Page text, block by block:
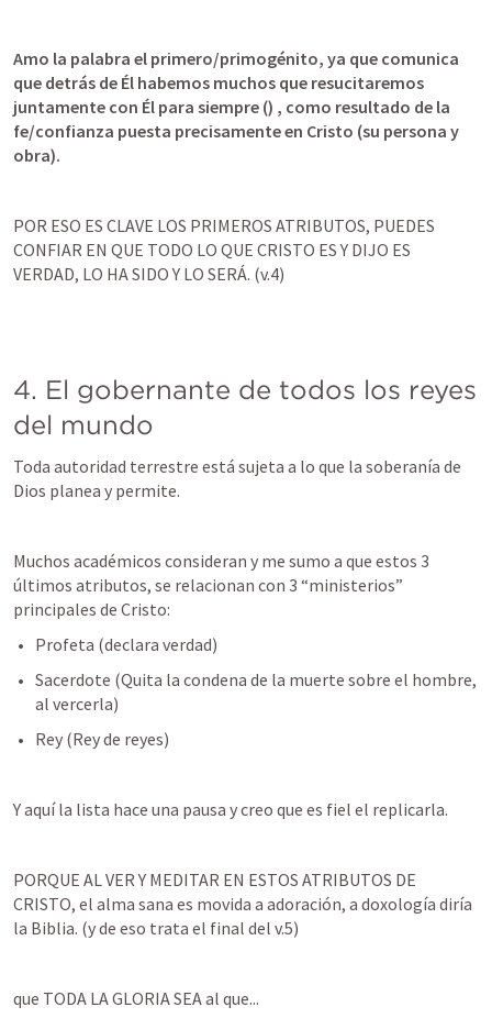
Amo la palabra el primero/primogénito, ya que comunica
que detrás de Él habemos muchos que resucitaremos
juntamente con Él para siempre () , como resultado de la
fe/confianza puesta precisamente en Cristo (su persona y
obra).
POR ESO ES CLAVE LOS PRIMEROS ATRIBUTOS, PUEDES
CONFIAR EN QUE TODO LO QUE CRISTO ES Y DIJO ES
VERDAD, LO HA SIDO Y LO SERÁ. (v.4)
4. El gobernante de todos los reyes
del mundo
Toda autoridad terrestre está sujeta a lo que la soberanía de
Dios planea y permite.
Muchos académicos consideran y me sumo a que estos 3
últimos atributos, se relacionan con 3 “ministerios”
principales de Cristo:
Profeta (declara verdad)
Sacerdote (Quita la condena de la muerte sobre el hombre,
al vercerla)
Rey (Rey de reyes)
Y aquí la lista hace una pausa y creo que es fiel el replicarla.
PORQUE AL VER Y MEDITAR EN ESTOS ATRIBUTOS DE
CRISTO, el alma sana es movida a adoración, a doxología diría
la Biblia. (y de eso trata el final del v.5)
que TODA LA GLORIA SEA al que...